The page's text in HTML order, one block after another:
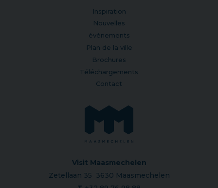
Inspiration
Nouvelles
événements
Plan de la ville
Brochures
Téléchargements
Contact
Visit Maasmechelen
Zetellaan 35 3630 Maasmechelen